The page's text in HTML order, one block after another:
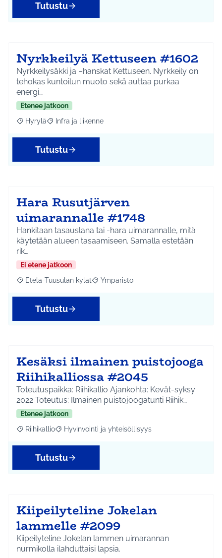
Tutustu
Nyrkkeilyä Kettuseen #1602
Nyrkkeilysäkki ja –hanskat Kettuseen. Nyrkkeily on
tehokas kuntoilun muoto sekä auttaa purkaa
energi…
Etenee jatkoon
Rajaa tulokset aihepiirin mukaan: Hyrylä
Hyrylä Rajaa tulokset teeman mukaan: Infra ja liikenne
Infra ja liikenne
Tutustu
Hara Rusutjärven
uimarannalle #1748
Hankitaan tasauslana tai -hara uimarannalle, mitä
käytetään alueen tasaamiseen. Samalla estetään
rik…
Ei etene jatkoon
Rajaa tulokset aihepiirin mukaan: Etelä-Tuusulan kylät
Etelä-Tuusulan kylät Rajaa tulokset teeman mukaan:
Ympäristö
Tutustu
Kesäksi ilmainen puistojooga
Riihikalliossa #2045
Toteutuspaikka: Riihikallio Ajankohta: Kevät-syksy
2022 Toteutus: Ilmainen puistojoogatunti Riihik…
Etenee jatkoon
Rajaa tulokset aihepiirin mukaan: Riihikallio
Riihikallio Rajaa tulokset teeman mukaan: Hyvinvointi ja
Hyvinvointi ja yhteisöllisyys
Tutustu
Kiipeilyteline Jokelan
lammelle #2099
Kiipeilyteline Jokelan lammen uimarannan
nurmikolla ilahduttaisi lapsia.